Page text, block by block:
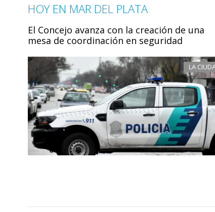
HOY EN MAR DEL PLATA
El Concejo avanza con la creación de una
mesa de coordinación en seguridad
LA